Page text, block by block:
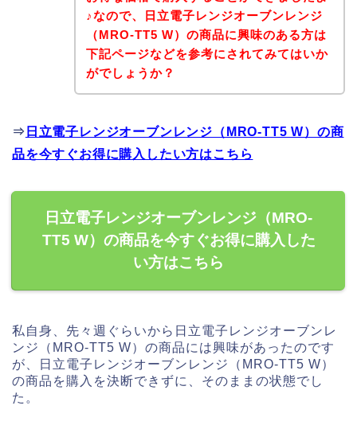
♪なので、日立電子レンジオーブンレンジ
（MRO-TT5 W）の商品に興味のある方は
下記ページなどを参考にされてみてはいか
がでしょうか？
⇒ 日立電子レンジオーブンレンジ（MRO-TT5 W）の商
品を今すぐお得に購入したい方はこちら
日立電子レンジオーブンレンジ（MRO-
TT5 W）の商品を今すぐお得に購入した
い方はこちら
私自身、先々週ぐらいから日立電子レンジオーブンレ
ンジ（MRO-TT5 W）の商品には興味があったのです
が、日立電子レンジオーブンレンジ（MRO-TT5 W）
の商品を購入を決断できずに、そのままの状態でし
た。